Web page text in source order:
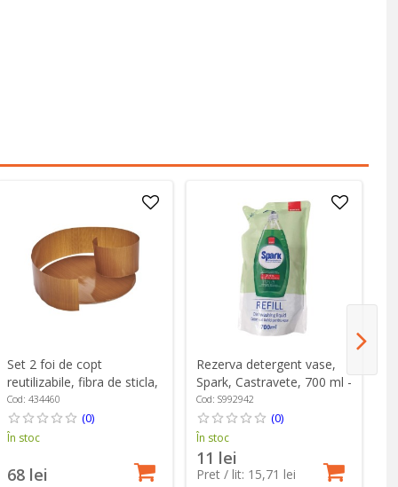
Set 2 foi de copt
reutilizabile, fibra de sticla,
20cm - de Buyer
Cod: 434460
(0)
În stoc
68 lei
Rezerva detergent vase,
Spark, Castravete, 700 ml -
Sano
Cod: S992942
(0)
În stoc
11 lei
Pret / lit: 15,71 lei